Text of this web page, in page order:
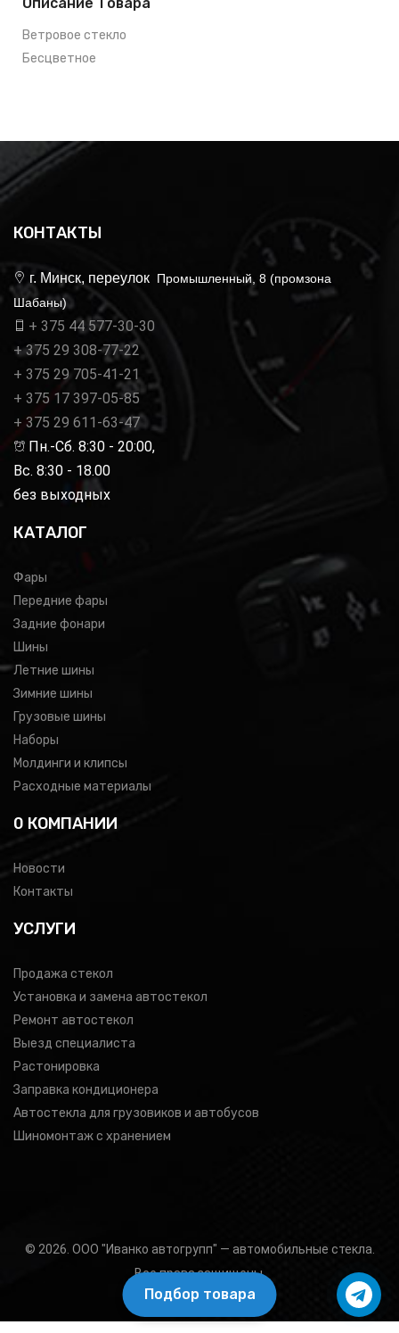
Подбор товара
Ветровое стекло
Бесцветное
КОНТАКТЫ
г. Минск, переулок Промышленный, 8 (промзона
Шабаны)
+ 375 44 577-30-30
+ 375 29 308-77-22
+ 375 29 705-41-21
+ 375 17 397-05-85
+ 375 29 611-63-47
Пн.-Сб. 8:30 - 20:00,
Вс. 8:30 - 18.00
без выходных
КАТАЛОГ
Фары
Передние фары
Задние фонари
Шины
Летние шины
Зимние шины
Грузовые шины
Наборы
Молдинги и клипсы
Расходные материалы
0 КОМПАНИИ
Новости
Контакты
УСЛУГИ
Продажа стекол
Установка и замена автостекол
Ремонт автостекол
Выезд специалиста
Растонировка
Заправка кондиционера
Автостекла для грузовиков и автобусов
Шиномонтаж с хранением
© 2026. ООО "Иванко автогрупп" — автомобильные стекла.
Все права защищены.